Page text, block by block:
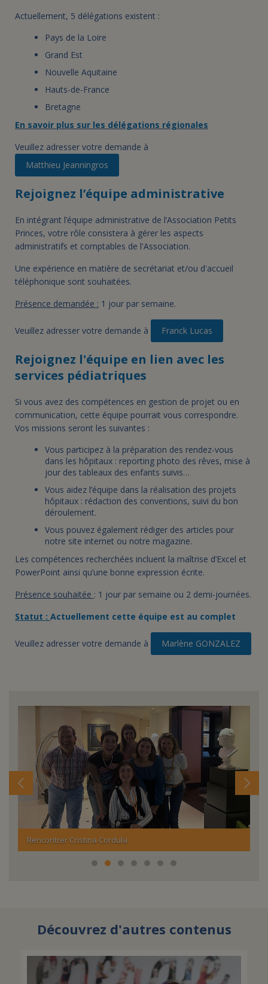
Actuellement, 5 délégations existent :
Pays de la Loire
Grand Est
Nouvelle Aquitaine
Hauts-de-France
Bretagne
En savoir plus sur les délégations régionales
Veuillez adresser votre demande à
Matthieu Jeanningros
Rejoignez l’équipe administrative
En intégrant l’équipe administrative de l’Association Petits
Princes, votre rôle consistera à gérer les aspects
administratifs et comptables de l'Association.
Une expérience en matière de secrétariat et/ou d'accueil
téléphonique sont souhaitées.
Présence demandée : 1 jour par semaine.
Veuillez adresser votre demande à Franck Lucas
Rejoignez l'équipe en lien avec les
services pédiatriques
Si vous avez des compétences en gestion de projet ou en
communication, cette équipe pourrait vous correspondre.
Vos missions seront les suivantes :
Vous participez à la préparation des rendez-vous
dans les hôpitaux : reporting photo des rêves, mise à
jour des tableaux des enfants suivis…
Vous aidez l’équipe dans la réalisation des projets
hôpitaux : rédaction des conventions, suivi du bon
déroulement.
Vous pouvez également rédiger des articles pour
notre site internet ou notre magazine.
Les compétences recherchées incluent la maîtrise d’Excel et
PowerPoint ainsi qu’une bonne expression écrite.
Présence souhaitée : 1 jour par semaine ou 2 demi-journées.
Statut : Actuellement cette équipe est au complet
Veuillez adresser votre demande à Marlène GONZALEZ
Rencontrer Cristina Cordula
Découvrez d'autres contenus